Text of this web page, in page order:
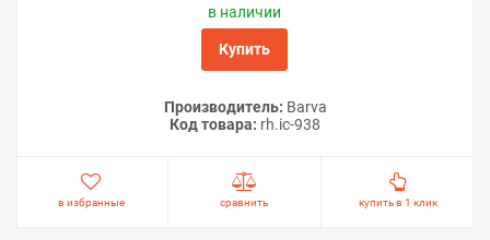
в наличии
Купить
Производитель: Barva
Код товара: rh.ic-938
в избранные сравнить купить в 1 клик